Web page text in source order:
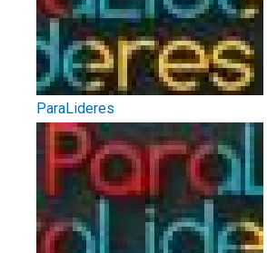
ParaLideres